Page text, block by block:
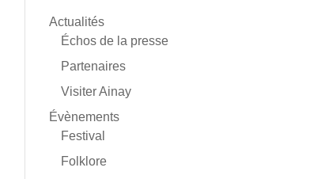
Actualités
Échos de la presse
Partenaires
Visiter Ainay
Évènements
Festival
Folklore